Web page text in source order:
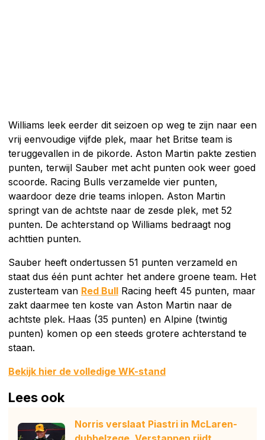
Williams leek eerder dit seizoen op weg te zijn naar een
vrij eenvoudige vijfde plek, maar het Britse team is
teruggevallen in de pikorde. Aston Martin pakte zestien
punten, terwijl Sauber met acht punten ook weer goed
scoorde. Racing Bulls verzamelde vier punten,
waardoor deze drie teams inlopen. Aston Martin
springt van de achtste naar de zesde plek, met 52
punten. De achterstand op Williams bedraagt nog
achttien punten.
Sauber heeft ondertussen 51 punten verzameld en
staat dus één punt achter het andere groene team. Het
zusterteam van Red Bull Racing heeft 45 punten, maar
zakt daarmee ten koste van Aston Martin naar de
achtste plek. Haas (35 punten) en Alpine (twintig
punten) komen op een steeds grotere achterstand te
staan.
Bekijk hier de volledige WK-stand
Lees ook
Norris verslaat Piastri in McLaren-